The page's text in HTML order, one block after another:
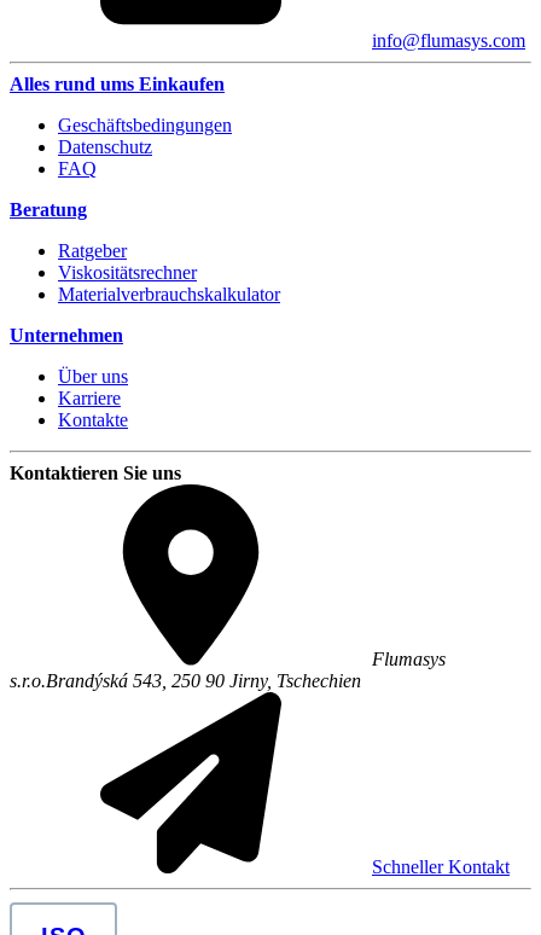
info@flumasys.com
Alles rund ums Einkaufen
Geschäftsbedingungen
Datenschutz
FAQ
Beratung
Ratgeber
Viskositätsrechner
Materialverbrauchskalkulator
Unternehmen
Über uns
Karriere
Kontakte
Kontaktieren Sie uns
Flumasys
s.r.o.Brandýská 543, 250 90 Jirny, Tschechien
Schneller Kontakt